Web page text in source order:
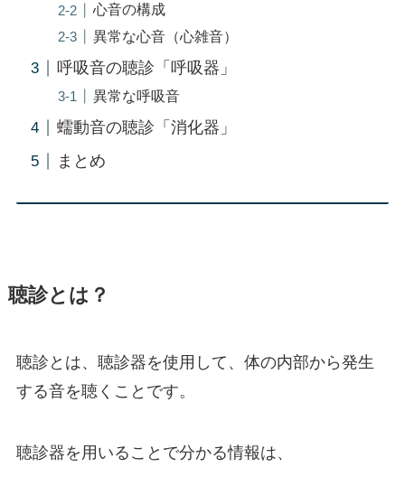
心音の構成
異常な心音（心雑音）
呼吸音の聴診「呼吸器」
異常な呼吸音
蠕動音の聴診「消化器」
まとめ
聴診とは？
聴診とは、聴診器を使用して、体の内部から発生
する音を聴くことです。
聴診器を用いることで分かる情報は、